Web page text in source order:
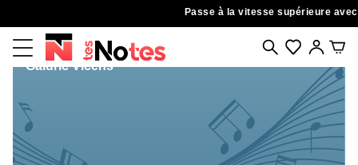
Passe à la vitesse supérieure avec
ChercherMa Wishlist
Mon
Galdric Vicens